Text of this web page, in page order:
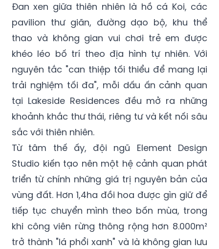
Đan xen giữa thiên nhiên là hồ cá Koi, các
pavilion thư giãn, đường dạo bộ, khu thể
thao và không gian vui chơi trẻ em được
khéo léo bố trí theo địa hình tự nhiên. Với
nguyên tắc "can thiệp tối thiểu để mang lại
trải nghiệm tối đa", mỗi dấu ấn cảnh quan
tại Lakeside Residences đều mở ra những
khoảnh khắc thư thái, riêng tư và kết nối sâu
sắc với thiên nhiên.
Từ tâm thế ấy, đội ngũ Element Design
Studio kiến tạo nên một hệ cảnh quan phát
triển từ chính những giá trị nguyên bản của
vùng đất. Hơn 1,4ha đồi hoa được gìn giữ để
tiếp tục chuyển mình theo bốn mùa, trong
khi công viên rừng thông rộng hơn 8.000m²
trở thành "lá phổi xanh" và là không gian lưu